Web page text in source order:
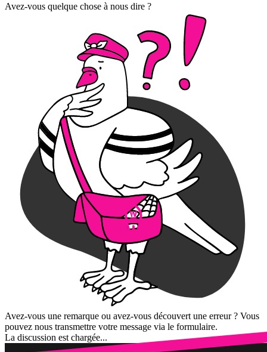
Avez-vous quelque chose à nous dire ?
Avez-vous une remarque ou avez-vous découvert une erreur ? Vous
pouvez nous transmettre votre message via le formulaire.
La discussion est chargée...